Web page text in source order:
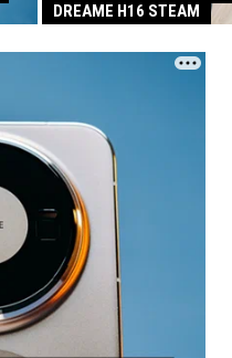
DREAME H16 STEAM